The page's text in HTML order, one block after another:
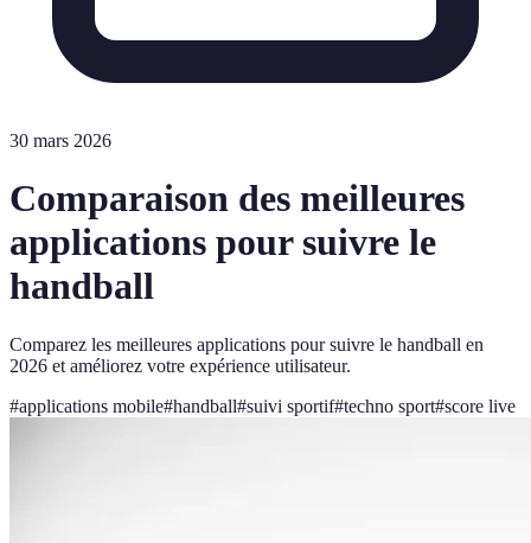
30 mars 2026
Comparaison des meilleures
applications pour suivre le
handball
Comparez les meilleures applications pour suivre le handball en
2026 et améliorez votre expérience utilisateur.
#applications mobile#handball#suivi sportif#techno sport#score live